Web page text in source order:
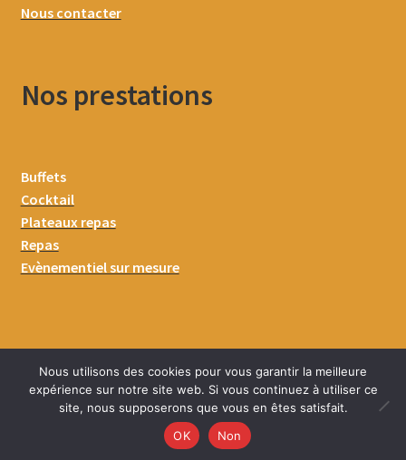
Nous contacter
Nos prestations
Buffets
Cocktail
Plateaux repas
Repas
Evènementiel sur mesure
Nous utilisons des cookies pour vous garantir la meilleure
expérience sur notre site web. Si vous continuez à utiliser ce
site, nous supposerons que vous en êtes satisfait.
OK
Non